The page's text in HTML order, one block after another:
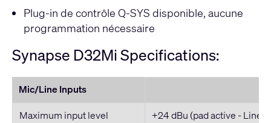
Plug-in de contrôle Q-SYS disponible, aucune
programmation nécessaire
Synapse D32Mi Specifications:
Mic/Line Inputs
Maximum input level
+24 dBu (pad active - Line